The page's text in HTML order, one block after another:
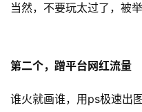
当然，不要玩太过了，被
第二个，蹭平台网红流量
谁火就画谁，用ps极速出